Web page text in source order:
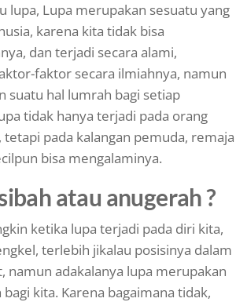
lupa, Lupa merupakan sesuatu yang
karena kita tidak bisa
dan terjadi secara alami,
faktor secara ilmiahnya, namun
suatu hal lumrah bagi setiap
tidak hanya terjadi pada orang
tetapi pada kalangan pemuda, remaja
bisa mengalaminya.
atau anugerah ?
ketika lupa terjadi pada diri kita,
terlebih jikalau posisinya dalam
namun adakalanya lupa merupakan
kita. Karena bagaimana tidak,